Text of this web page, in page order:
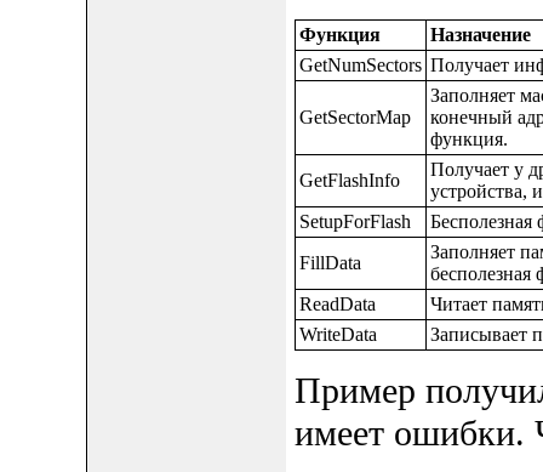
Функция
Назначение
GetNumSectors Получает
GetSectorMap
Заполняет
конечный
функция.
GetFlashInfo
Получает у
устройства,
SetupForFlash
Бесполезная
FillData
Заполняет
бесполезная
ReadData
Читает
WriteData
Записывает
Пример
имеет ошибки.